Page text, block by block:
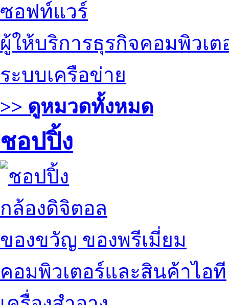
ซอฟท์แวร์
ผู้ให้บริการธุรกิจคอมพิวเต
ระบบเครือข่าย
>> ดูหมวดทั้งหมด
ชอปปิ้ง
กล้องดิจิตอล
ของขวัญ ของพรีเมี่ยม
คอมพิวเตอร์และสินค้าไอที